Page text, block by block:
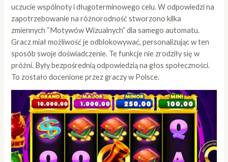
uczucie wspólnoty i długoterminowego celu. W odpowiedzi na
zapotrzebowanie na różnorodność stworzono kilka
zmiennych “Motywów Wizualnych” dla samego automatu.
Gracz miał możliwość je odblokowywać, personalizując w ten
sposób swoje doświadczenie. Te funkcje nie zrodziły się w
próżni. Były bezpośrednią odpowiedzią na głos społeczności.
To zostało docenione przez graczy w Polsce.